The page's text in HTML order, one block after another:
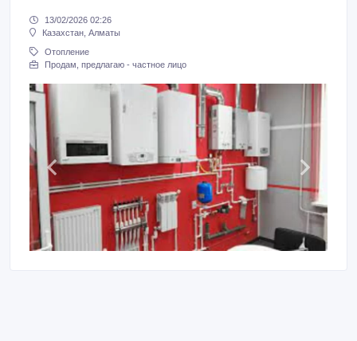
13/02/2026 02:26
Казахстан, Алматы
Отопление
Продам, предлагаю - частное лицо